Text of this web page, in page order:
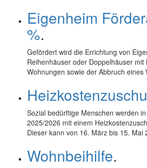
Eigenheim
%.
Gefördert wird die Errichtung von
Reihenhäuser oder Doppelhäuser mit
Wohnungen sowie der Abbruch eines
Sozial bedürftige Menschen werden
2025/2026 mit einem
Dieser kann von 16. März bis 15. Mai
Wohnbeihilfe.